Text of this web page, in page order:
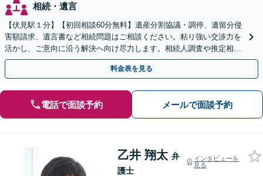
相続・遺言
【伏見駅１分】【初回相談60分無料】遺産分割協議・調停、遺留分侵
害額請求、遺言書など相続問題はご相談ください。粘り強い交渉力を
活かし、ご意向に沿う解決へ向け尽力します。相続人調査や推定相続
人廃除など複雑な件もご相談ください【土日祝対応可】
料金表を見る
電話で面談予約 メールで面談予約
乙井 翔太 弁
護士
インタビューを
見る